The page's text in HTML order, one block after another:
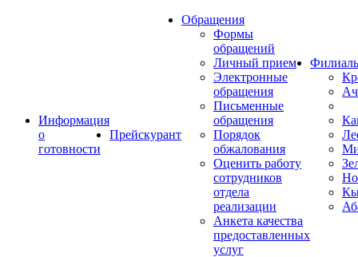
Информация
о
готовности
Прейскурант
Обращения
Формы
обращений
Личный прием
Электронные
обращения
Письменные
обращения
Порядок
обжалования
Оценить работу
сотрудников
отдела
реализации
Анкета качества
предоставленных
услуг